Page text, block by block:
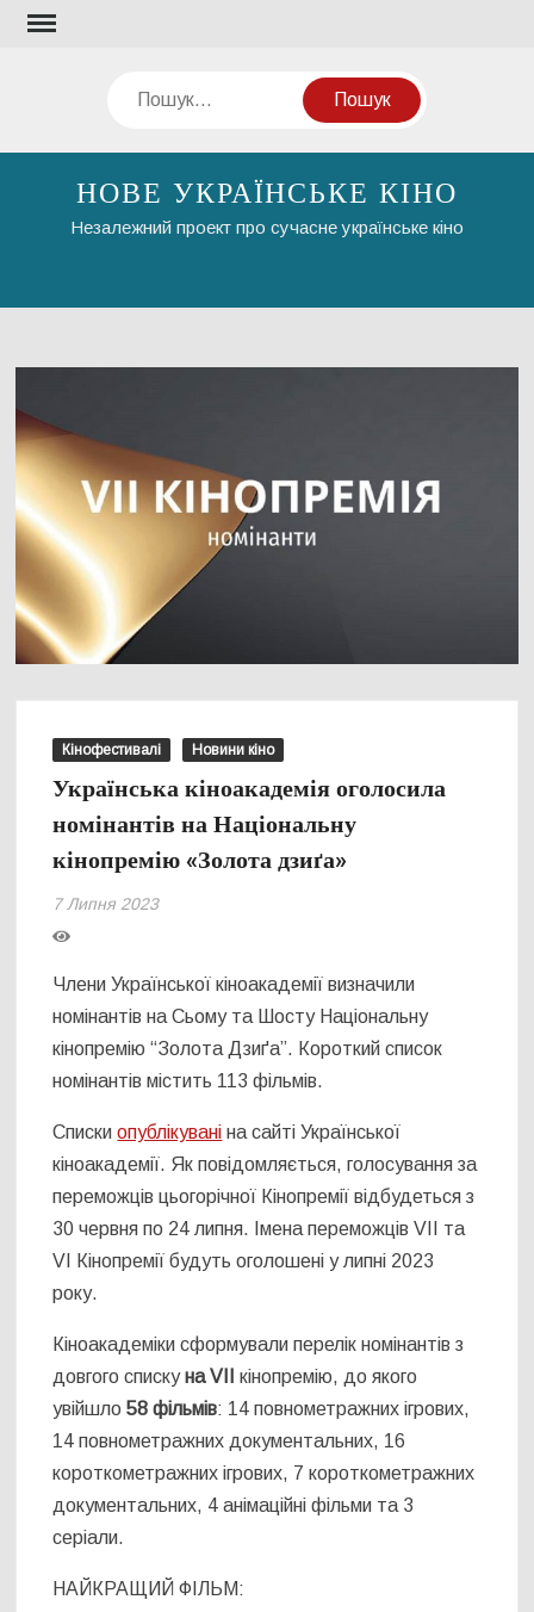
Перейти
Пошук
НОВЕ УКРАЇНСЬКЕ КІНО
Незалежний проект про сучасне українське кіно
Кінофестивалі Новини кіно
Українська кіноакадемія оголосила
номінантів на Національну
кінопремію «Золота дзиґа»
7 Липня 2023
Члени Української кіноакадемії визначили
номінантів на Сьому та Шосту Національну
кінопремію “Золота Дзиґа”. Короткий список
номінантів містить 113 фільмів.
Спискиопублікувані на сайті Української
кіноакадемії. Як повідомляється, голосування за
переможців цьогорічної Кінопремії відбудеться з
30 червня по 24 липня. Імена переможців VII та
VI Кінопремії будуть оголошені у липні 2023
року.
Кіноакадеміки сформували перелік номінантів з
довгого спискуна VII
кінопремію, до якого
увійшло58 фільмів: 14 повнометражних ігрових,
14 повнометражних документальних, 16
короткометражних ігрових, 7 короткометражних
документальних, 4 анімаційні фільми та 3
серіали.
НАЙКРАЩИЙ ФІЛЬМ: